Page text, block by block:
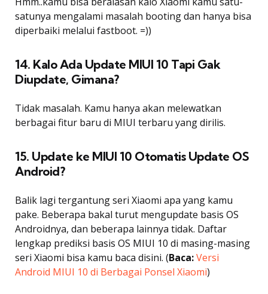
satunya mengalami masalah booting dan hanya bisa
diperbaiki melalui fastboot. =))
14. Kalo Ada Update MIUI 10 Tapi Gak
Diupdate, Gimana?
Tidak masalah. Kamu hanya akan melewatkan
berbagai fitur baru di MIUI terbaru yang dirilis.
15. Update ke MIUI 10 Otomatis Update OS
Android?
Balik lagi tergantung seri Xiaomi apa yang kamu
pake. Beberapa bakal turut mengupdate basis OS
Androidnya, dan beberapa lainnya tidak. Daftar
lengkap prediksi basis OS MIUI 10 di masing-masing
seri Xiaomi bisa kamu baca disini. (Baca:Versi
Android MIUI 10 di Berbagai Ponsel Xiaomi)